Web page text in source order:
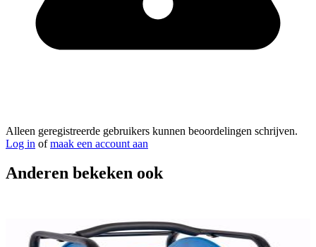
Alleen geregistreerde gebruikers kunnen beoordelingen schrijven.
Log in ofmaak een account aan
Anderen bekeken ook